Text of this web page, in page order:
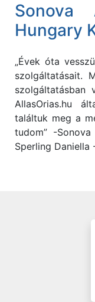
Sonova
Hungary
„Évek óta
szolgáltatásait.
szolgáltatásban
AllasOrias.hu
találtuk meg a
tudom” -
Sperling Daniella